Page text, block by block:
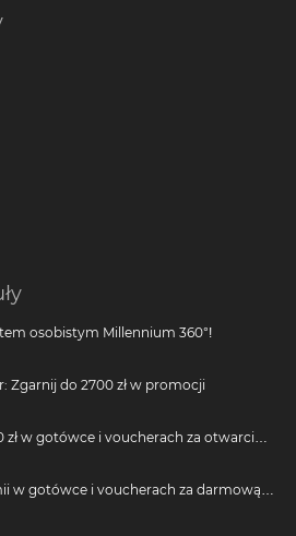
osobistym Millennium 360°!
Zgarnij do 2700 zł w promocji
zł w gotówce i voucherach za otwarcie
w gotówce i voucherach za darmową